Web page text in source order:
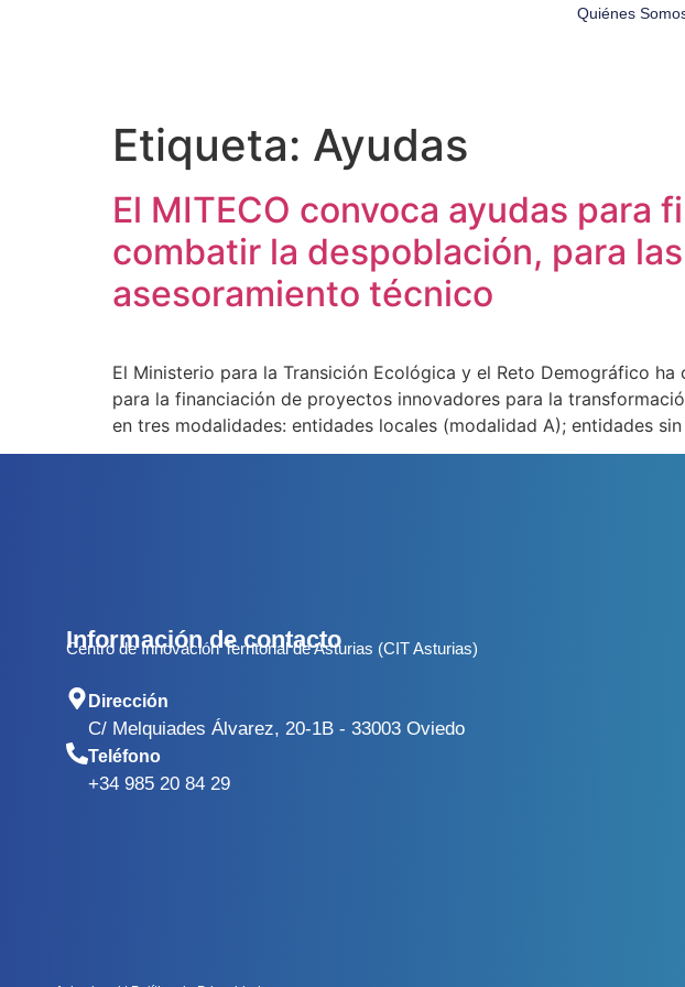
Quiénes
Etiqueta: Ayudas
El MITECO convoca ayudas para
combatir la despoblación, para
asesoramiento técnico
El Ministerio para la Transición Ecológica y el Reto Demográfico
para la financiación de proyectos innovadores para la
en tres modalidades: entidades locales (modalidad A); entidades
Información de contacto
Centro de Innovación Territorial de Asturias (CIT Asturias)
Dirección
C/ Melquiades Álvarez, 20-1B - 33003 Oviedo
Teléfono
+34 985 20 84 29